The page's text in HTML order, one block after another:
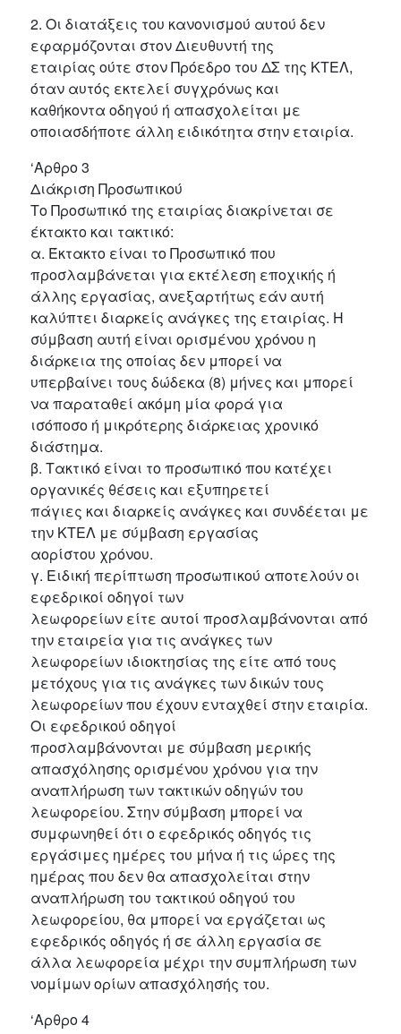
2. Οι διατάξεις του κανονισμού αυτού δεν
εφαρμόζονται στον Διευθυντή της
εταιρίας ούτε στον Πρόεδρο του ΔΣ της ΚΤΕΛ,
όταν αυτός εκτελεί συγχρόνως και
καθήκοντα οδηγού ή απασχολείται με
οποιασδήποτε άλλη ειδικότητα στην εταιρία.
‘Αρθρο 3
Διάκριση Προσωπικού
Το Προσωπικό της εταιρίας διακρίνεται σε
έκτακτο και τακτικό:
α. Έκτακτο είναι το Προσωπικό που
προσλαμβάνεται για εκτέλεση εποχικής ή
άλλης εργασίας, ανεξαρτήτως εάν αυτή
καλύπτει διαρκείς ανάγκες της εταιρίας. Η
σύμβαση αυτή είναι ορισμένου χρόνου η
διάρκεια της οποίας δεν μπορεί να
υπερβαίνει τους δώδεκα (8) μήνες και μπορεί
να παραταθεί ακόμη μία φορά για
ισόποσο ή μικρότερης διάρκειας χρονικό
διάστημα.
β. Τακτικό είναι το προσωπικό που κατέχει
οργανικές θέσεις και εξυπηρετεί
πάγιες και διαρκείς ανάγκες και συνδέεται με
την ΚΤΕΛ με σύμβαση εργασίας
αορίστου χρόνου.
γ. Ειδική περίπτωση προσωπικού αποτελούν οι
εφεδρικοί οδηγοί των
λεωφορείων είτε αυτοί προσλαμβάνονται από
την εταιρεία για τις ανάγκες των
λεωφορείων ιδιοκτησίας της είτε από τους
μετόχους για τις ανάγκες των δικών τους
λεωφορείων που έχουν ενταχθεί στην εταιρία.
Οι εφεδρικού οδηγοί
προσλαμβάνονται με σύμβαση μερικής
απασχόλησης ορισμένου χρόνου για την
αναπλήρωση των τακτικών οδηγών του
λεωφορείου. Στην σύμβαση μπορεί να
συμφωνηθεί ότι ο εφεδρικός οδηγός τις
εργάσιμες ημέρες του μήνα ή τις ώρες της
ημέρας που δεν θα απασχολείται στην
αναπλήρωση του τακτικού οδηγού του
λεωφορείου, θα μπορεί να εργάζεται ως
εφεδρικός οδηγός ή σε άλλη εργασία σε
άλλα λεωφορεία μέχρι την συμπλήρωση των
νομίμων ορίων απασχόλησής του.
‘Αρθρο 4